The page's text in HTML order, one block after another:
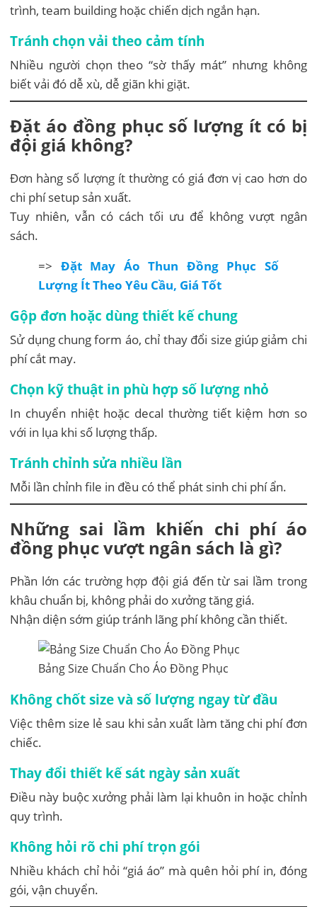
trình, team building hoặc chiến dịch ngắn hạn.
Tránh chọn vải theo cảm tính
Nhiều người chọn theo “sờ thấy mát” nhưng không
biết vải đó dễ xù, dễ giãn khi giặt.
Đặt áo đồng phục số lượng ít có bị
đội giá không?
Đơn hàng số lượng ít thường có giá đơn vị cao hơn do
chi phí setup sản xuất.
Tuy nhiên, vẫn có cách tối ưu để không vượt ngân
sách.
=> Đặt May Áo Thun Đồng Phục Số
Lượng Ít Theo Yêu Cầu, Giá Tốt
Gộp đơn hoặc dùng thiết kế chung
Sử dụng chung form áo, chỉ thay đổi size giúp giảm chi
phí cắt may.
Chọn kỹ thuật in phù hợp số lượng nhỏ
In chuyển nhiệt hoặc decal thường tiết kiệm hơn so
với in lụa khi số lượng thấp.
Tránh chỉnh sửa nhiều lần
Mỗi lần chỉnh file in đều có thể phát sinh chi phí ẩn.
Những sai lầm khiến chi phí áo
đồng phục vượt ngân sách là gì?
Phần lớn các trường hợp đội giá đến từ sai lầm trong
khâu chuẩn bị, không phải do xưởng tăng giá.
Nhận diện sớm giúp tránh lãng phí không cần thiết.
Bảng Size Chuẩn Cho Áo Đồng Phục
Không chốt size và số lượng ngay từ đầu
Việc thêm size lẻ sau khi sản xuất làm tăng chi phí đơn
chiếc.
Thay đổi thiết kế sát ngày sản xuất
Điều này buộc xưởng phải làm lại khuôn in hoặc chỉnh
quy trình.
Không hỏi rõ chi phí trọn gói
Nhiều khách chỉ hỏi “giá áo” mà quên hỏi phí in, đóng
gói, vận chuyển.